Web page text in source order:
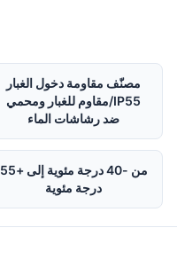
مصنّف مقاومة دخول الغبار
IP55/مقاوم للغبار ومحمي
ضد رشاشات الماء
من -40 درجة مئوية إلى +55
درجة مئوية